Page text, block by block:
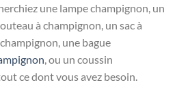
une lampe champignon, un
à champignon, un sac à
une bague
, ou un coussin
ce dont vous avez besoin.